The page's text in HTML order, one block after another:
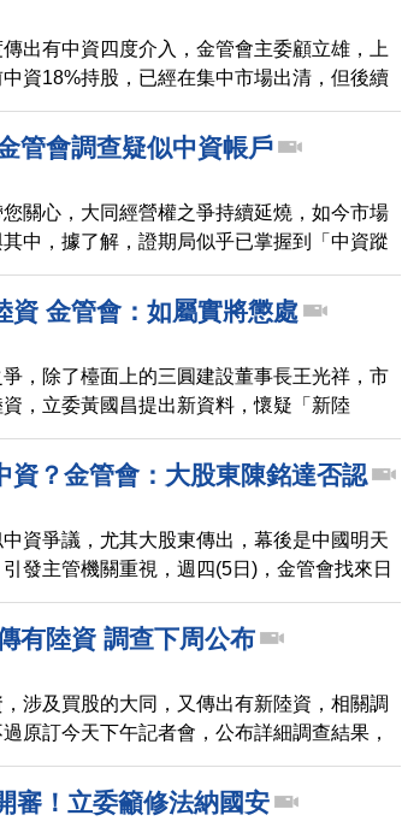
出有中資四度介入，金管會主委顧立雄，上
資18%持股，已經在集中市場出清，但後續
票，金管會已在調查當中。
管會調查疑似中資帳戶
關心，大同經營權之爭持續延燒，如今市場
中，據了解，證期局似乎已掌握到「中資蹤
發函給外資保管銀行，要求出具背後資金證
資 金管會：如屬實將懲處
，除了檯面上的三圓建設董事長王光祥，市
，立委黃國昌提出新資料，懷疑「新陸
有關。大同股權之爭，多次傳出有陸資藉由
會去年勒令要求「龍峰國際」，出清持有的
過立委黃國昌，週四向金管會主委顧立雄，
」下單，並透過「維佳置業」下單購入大同
份，分別進場買進大同股票，要金管會查明
示，會透過
資？金管會：大股東陳銘達否認
資爭議，尤其大股東傳出，幕後是中國明天
發主管機關重視，週四(5日)，金管會找來日
建群公司主要實質控制人，建高董事長陳銘
有陸資 調查下周公布
涉及買股的大同，又傳出有新陸資，相關調
原訂今天下午記者會，公布詳細調查結果，
後最快到下個星期公布。
審！立委籲修法納國安